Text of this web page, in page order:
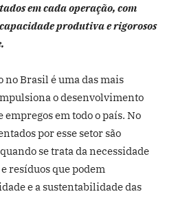
em cada operação, com
produtiva e rigorosos
Brasil é uma das mais
o desenvolvimento
empregos em todo o país. No
por esse setor são
se trata da necessidade
resíduos que podem
e a sustentabilidade das